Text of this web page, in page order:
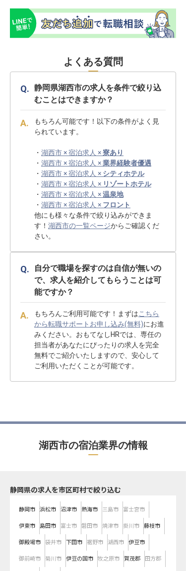
よくある質問
静岡県湖西市の求人を条件で絞り込
むことはできますか？
もちろん可能です！以下の条件がよく見
られています。
・ 湖西市 × 宿泊求人 ×寮あり
・ 湖西市 × 宿泊求人 ×業界経験者優遇
・ 湖西市 × 宿泊求人 × シティホテル
・ 湖西市 × 宿泊求人 × リゾートホテル
・ 湖西市 × 宿泊求人 ×温泉地
・ 湖西市 × 宿泊求人 × フロント
他にも様々な条件で絞り込みができま
す！ 湖西市の一覧ページからご確認くだ
さい。
自分で職場を探すのは自信が無いの
で、求人を紹介してもらうことは可
能ですか？
もちろんご利用可能です！まずはこちら
から転職サポートお申し込み(無料)にお進
みください。おもてなしHRでは、専任の
担当者があなたにぴったりの求人を完全
無料でご紹介いたしますので、安心して
ご利用いただくことが可能です。
湖西市の宿泊業界の情報
静岡県の求人を市区町村で絞り込む
静岡市 浜松市 沼津市 熱海市 三島市 富士宮市
伊東市 島田市 富士市 磐田市 焼津市 掛川市 藤枝市
御殿場市 袋井市 下田市 裾野市 湖西市 伊豆市
御前崎市 菊川市 伊豆の国市 牧之原市 賀茂郡 田方郡